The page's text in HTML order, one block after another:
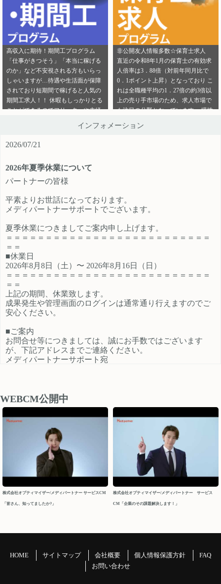
ているアフィリエイター様は「お問
い合わせはこちら」からご連絡くだ
さい。
ル欄に注目のカテゴリを見たという
旨をご入力ください。 メディパート
ナーにご登録いただいているアフィ
リエイター様は「お問い合わせはこ
ちら」からご連絡ください。
高収入に期待！期間工プログラム
「仕事がきつそう」「本当に稼げる
のか」など不安視される方もいらっ
しゃいますが…待遇や生活面が保障
されており短期間で稼げると人気の
期間工求人！！ 休暇もしっかりとる
ことができるのでフリーターや未経
新規でご登録いただくアフィリエイ
ださい。 メディパートナーにご登録
いただいているアフィリエイター様
連絡ください。
非公開友人情報多数☆保育士求人
直近の令和8年1月の保育士の有効求
人倍率は3．88倍（対前年同月比で
0．1ポイント上昇）となっており こ
れは全職種平均の1．27倍の約3倍以
上の売り手市場のため、求人市場で
も注目の分野となっています。 慢性
採用というスタイルの保育園も増え
ール欄に注目のカテゴリを見たとい
う旨をご入力ください。 メディパー
ィリエイター様は「お問い合わせは
こちら」からご連絡ください。
インフォメーション
2026/07/21
2026年夏季休業について
パートナーの皆様
平素よりお世話になっております。
メディパートナーサポートでございます。
夏季休業につきましてご案内申し上げます。
＝＝＝＝＝＝＝＝＝＝＝＝＝＝＝＝＝＝＝＝＝＝＝＝＝＝
＝＝
■休業日
2026年8月8日（土）〜 2026年8月16日（日）
＝＝＝＝＝＝＝＝＝＝＝＝＝＝＝＝＝＝＝＝＝＝＝＝＝＝
＝＝
上記の期間、休業致します。
成果発生や管理画面のログインは通常通り行えますのでご
安心ください。
■ご案内
お問合せ等につきましては、誠にお手数ではございます
が、下記アドレスまでご連絡ください。
メディパートナーサポート宛
後、順次確認し対応させていただきます。
以上、ご迷惑をお掛け致しますが、どうぞよろしくお願い
申し上げます。
今後ともメディパートナーを何卒よろしくお願いいたしま
メディパートナーサポート
2026/04/10
ートでございます。
GW休業につきましてご案内申し上げます。
WEBCM公開中
株式会社オプティマイザー/メディパートナー サービスCM
「皆さん、知ってましたか?」
株式会社オプティマイザー/メディパートナー サービス
CM「企業のその課題解決します！」
HOME サイトマップ 会社概要 個人情報保護方針
FAQ
お問い合わせ